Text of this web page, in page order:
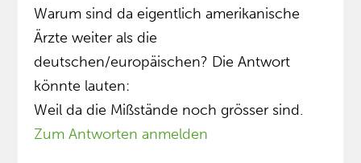
Warum sind da eigentlich amerikanische
Ärzte weiter als die
deutschen/europäischen? Die Antwort
könnte lauten:
Weil da die Mißstände noch grösser sind.
Zum Antworten anmelden